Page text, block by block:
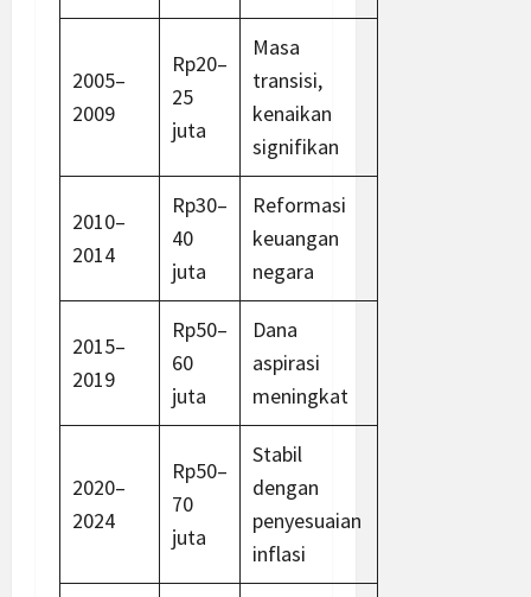
2005–
2009
Rp20–
25
juta
Masa
transisi,
kenaikan
signifikan
2010–
2014
Rp30–
40
juta
Reformasi
keuangan
negara
2015–
2019
Rp50–
60
juta
Dana
aspirasi
meningkat
2020–
2024
Rp50–
70
juta
Stabil
dengan
penyesuaian
inflasi